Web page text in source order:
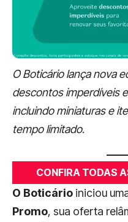
O Boticário lança nova
descontos imperdíveis
incluindo miniaturas e
tempo limitado.
CONFIRA TODAS
O Boticário iniciou
Promo, sua oferta